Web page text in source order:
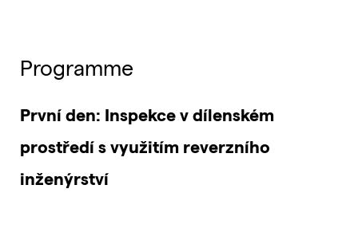
Programme
První den: Inspekce v dílenském
prostředí s využitím reverzního
inženýrství